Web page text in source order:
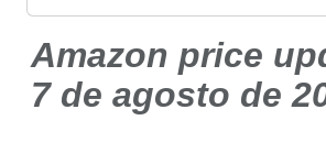
Amazon price
7 de agosto de